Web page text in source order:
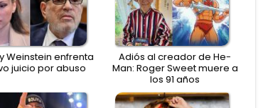
Weinstein enfrenta
juicio por abuso
Adiós al creador de He-
Man: Roger Sweet muere a
los 91 años